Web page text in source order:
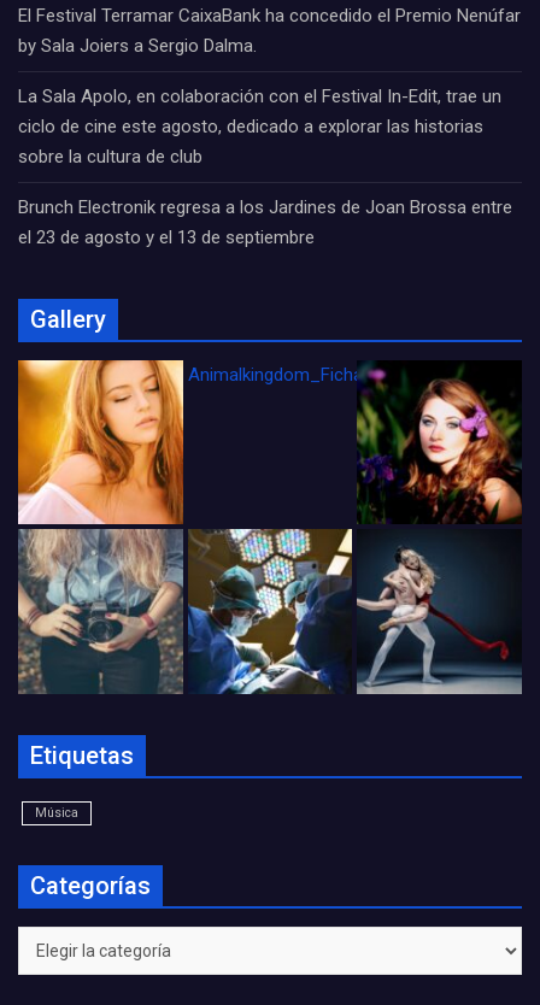
El Festival Terramar CaixaBank ha concedido el Premio Nenúfar
by Sala Joiers a Sergio Dalma.
La Sala Apolo, en colaboración con el Festival In-Edit, trae un
ciclo de cine este agosto, dedicado a explorar las historias
sobre la cultura de club
Brunch Electronik regresa a los Jardines de Joan Brossa entre
el 23 de agosto y el 13 de septiembre
Gallery
Animalkingdom_FichaCine
Etiquetas
Música
Categorías
Categorías